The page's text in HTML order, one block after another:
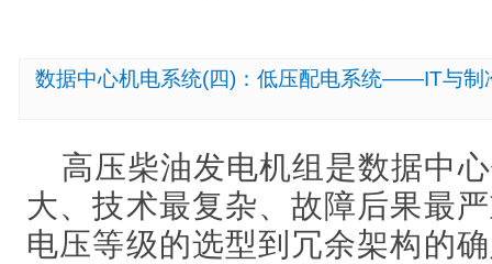
数据中心机电系统(四)：低压配电系统——IT与制
高压柴油发电机组是数据中
大、技术最复杂、故障后果最
电压等级的选型到冗余架构的